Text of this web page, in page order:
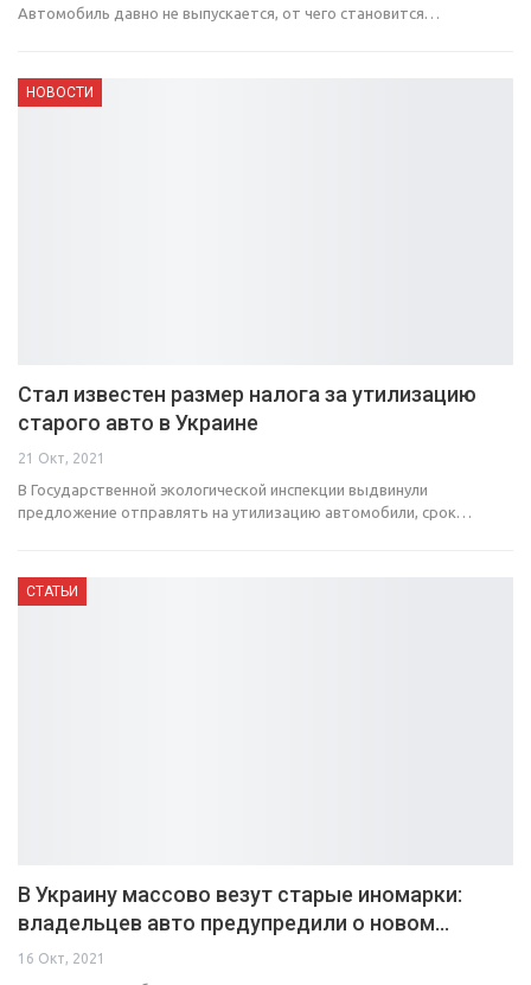
Автомобиль давно не выпускается, от чего становится…
НОВОСТИ
Стал известен размер налога за утилизацию
старого авто в Украине
21 Окт, 2021
В Государственной экологической инспекции выдвинули
предложение отправлять на утилизацию автомобили, срок…
СТАТЬИ
В Украину массово везут старые иномарки:
владельцев авто предупредили о новом…
16 Окт, 2021